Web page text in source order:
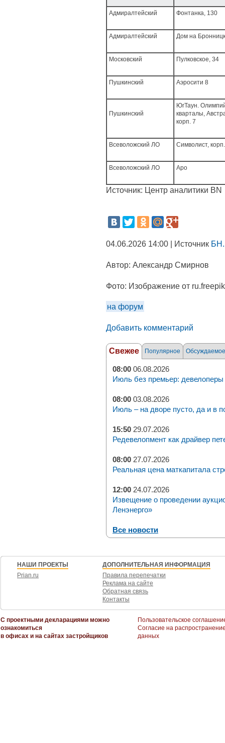
Адмиралтейский Фонтанка, 130
Адмиралтейский Дом на
Московский Пулковское, 34
Пушкинский Аэросити 8
Пушкинский
ЮгТаун.
кварталы,
корп. 7
Всеволожский ЛО Символист,
Всеволожский ЛО Аро
Источник: Центр аналитики BN
04.06.2026 14:00 | Источник
Автор: Александр Смирнов
Фото: Изображение от
на форум
Добавить комментарий
Свежее Популярное Обсуждаемое
08:00 06.08.2026
Июль без премьер: девелоперы
08:00 03.08.2026
Июль – на дворе пусто, да и в
15:50 29.07.2026
Редевелопмент как драйвер
08:00 27.07.2026
Реальная цена маткапитала
12:00 24.07.2026
Извещение о проведении
Ленэнерго»
Все новости
НАШИ ПРОЕКТЫ
Prian.ru
ДОПОЛНИТЕЛЬНАЯ ИНФОРМАЦИЯ
Правила перепечатки
Реклама на сайте
Обратная связь
Контакты
С проектными декларациями можно
ознакомиться
в офисах и на сайтах застройщиков
Пользовательское
Согласие на
данных